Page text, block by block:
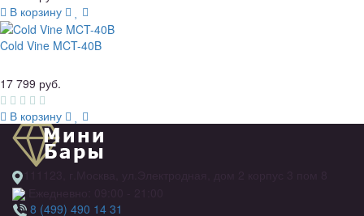
В корзину
Cold Vine MCT-40B
17 799 руб.
В корзину
8 (499) 490 14 31